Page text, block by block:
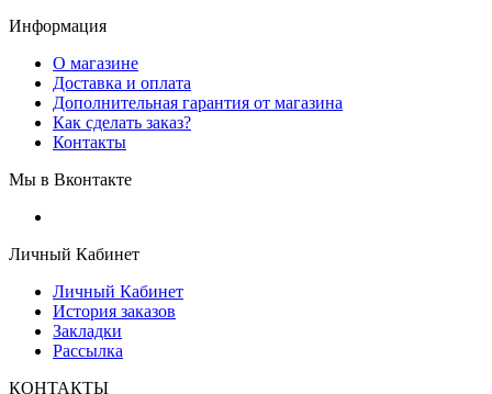
Информация
О магазине
Доставка и оплата
Дополнительная гарантия от магазина
Как сделать заказ?
Контакты
Мы в Вконтакте
Личный Кабинет
Личный Кабинет
История заказов
Закладки
Рассылка
КОНТАКТЫ